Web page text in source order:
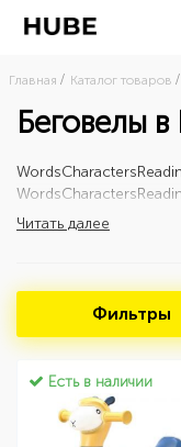
Главная Каталог товаров
Беговелы
WordsCharacters
WordsCharacters
Читать далее
Фильтры
Есть в наличии